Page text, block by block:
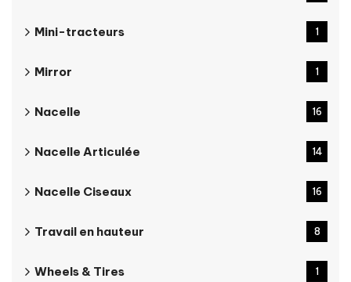
Mini-tracteurs 1
Mirror 1
Nacelle 16
Nacelle Articulée 14
Nacelle Ciseaux 16
Travail en hauteur 8
Wheels & Tires 1